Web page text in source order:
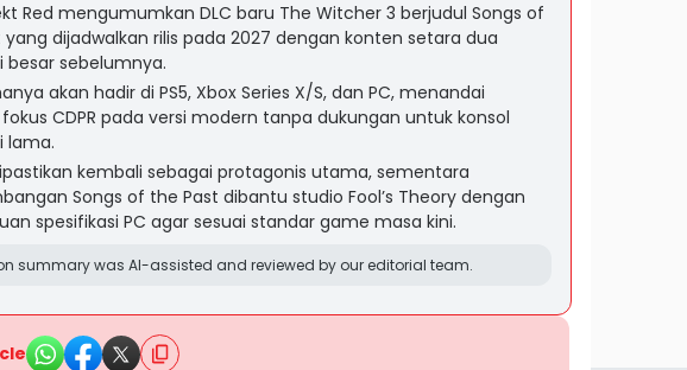
Red mengumumkan DLC baru The Witcher 3 berjudul Songs of
yang dijadwalkan rilis pada 2027 dengan konten setara dua
besar sebelumnya.
akan hadir di PS5, Xbox Series X/S, dan PC, menandai
CDPR pada versi modern tanpa dukungan untuk konsol
lama.
kembali sebagai protagonis utama, sementara
Songs of the Past dibantu studio Fool’s Theory dengan
spesifikasi PC agar sesuai standar game masa kini.
summary was AI-assisted and reviewed by our editorial team.